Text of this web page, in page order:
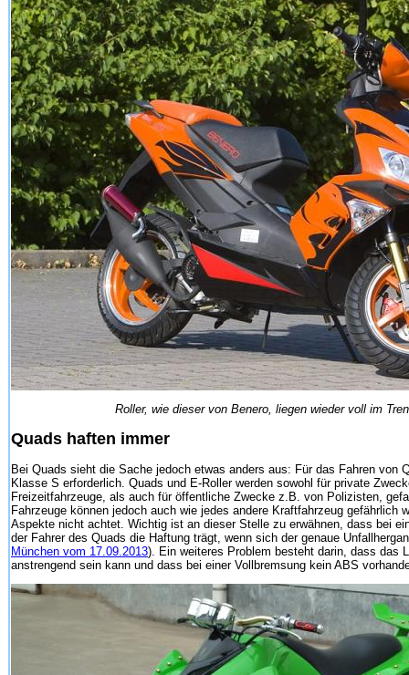
Roller, wie dieser von Benero, liegen wieder voll im
Quads haften immer
Bei Quads sieht die Sache jedoch etwas anders aus: Für das Fahren von
Klasse S erforderlich. Quads und E-Roller werden sowohl für private
Freizeitfahrzeuge, als auch für öffentliche Zwecke z.B. von Polizisten,
Fahrzeuge können jedoch auch wie jedes andere Kraftfahrzeug gefährlich
Aspekte nicht achtet. Wichtig ist an dieser Stelle zu erwähnen, dass bei
der Fahrer des Quads die Haftung trägt, wenn sich der genaue
München vom 17.09.2013). Ein weiteres Problem besteht darin, dass das
anstrengend sein kann und dass bei einer Vollbremsung kein ABS